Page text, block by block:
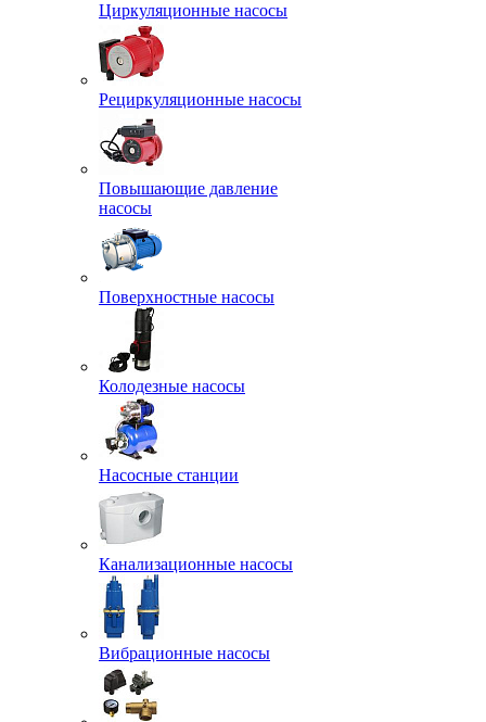
Циркуляционные насосы
Рециркуляционные насосы
Повышающие давление
насосы
Поверхностные насосы
Колодезные насосы
Насосные станции
Канализационные насосы
Вибрационные насосы